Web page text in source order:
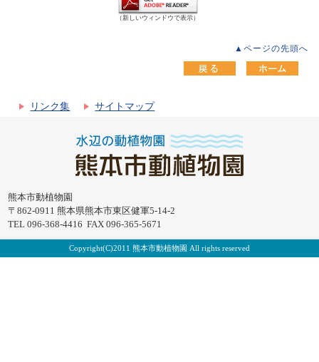
（新しいウィンドウで表示）
▲ページの先頭へ
リンク集 サイトマップ
熊本市動植物園
〒862-0911 熊本県熊本市東区健軍5-14-2
TEL 096-368-4416 FAX 096-365-5671
Copyright(C)2011 熊本市動植物園 All rights reserved